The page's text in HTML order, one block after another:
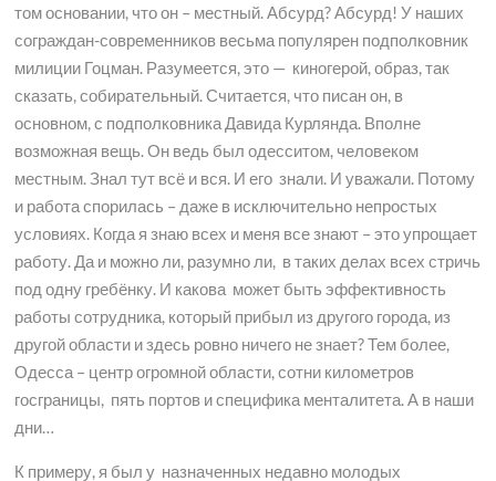
том основании, что он – местный. Абсурд? Абсурд! У наших
сограждан-современников весьма популярен подполковник
милиции Гоцман. Разумеется, это — киногерой, образ, так
сказать, собирательный. Считается, что писан он, в
основном, с подполковника Давида Курлянда. Вполне
возможная вещь. Он ведь был одесситом, человеком
местным. Знал тут всё и вся. И его знали. И уважали. Потому
и работа спорилась – даже в исключительно непростых
условиях. Когда я знаю всех и меня все знают – это упрощает
работу. Да и можно ли, разумно ли, в таких делах всех стричь
под одну гребёнку. И какова может быть эффективность
работы сотрудника, который прибыл из другого города, из
другой области и здесь ровно ничего не знает? Тем более,
Одесса – центр огромной области, сотни километров
госграницы, пять портов и специфика менталитета. А в наши
дни…
К примеру, я был у назначенных недавно молодых